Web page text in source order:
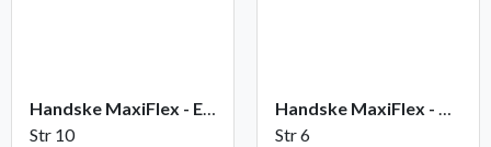
Handske MaxiFlex - Elite
Str 10
Handske MaxiFlex - Cut
Str 6